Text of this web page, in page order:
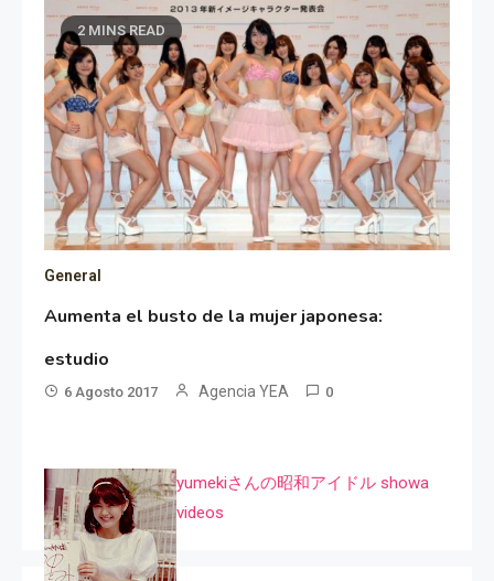
2 MINS READ
General
Aumenta el busto de la mujer japonesa:
estudio
6 Agosto 2017 Agencia YEA 0
yumekiさんの昭和アイドル showa
videos